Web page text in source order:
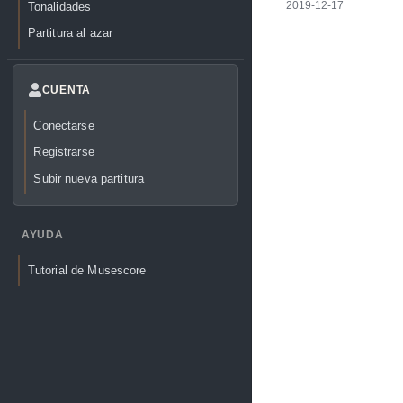
Tonalidades
Partitura al azar
CUENTA
Conectarse
Registrarse
Subir nueva partitura
AYUDA
Tutorial de Musescore
2019-12-17